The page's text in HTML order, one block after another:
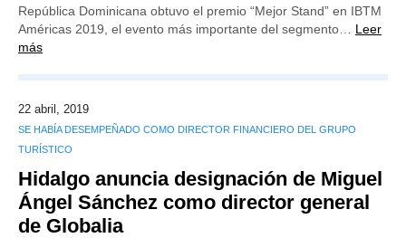
República Dominicana obtuvo el premio “Mejor Stand” en IBTM
Américas 2019, el evento más importante del segmento… Leer
más
22 abril, 2019
SE HABÍA DESEMPEÑADO COMO DIRECTOR FINANCIERO DEL GRUPO
TURÍSTICO
Hidalgo anuncia designación de Miguel
Ángel Sánchez como director general
de Globalia